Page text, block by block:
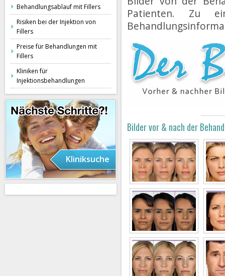
Patienten. Zu
Bilder vor & nach der
Behandlungsablauf mit Fillers
Risiken bei der Injektion von
Fillers
Preise für Behandlungen mit
Fillers
Kliniken für
Injektionsbehandlungen
Kliniksuche